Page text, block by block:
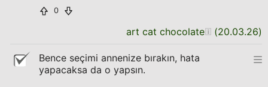
0
art cat chocolate (20.03.26)
Bence seçimi annenize bırakın, hata
yapacaksa da o yapsın.